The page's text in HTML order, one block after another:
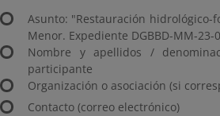
Asunto: "Restauración hidrológico-
Menor. Expediente DGBBD-MM-23-
Nombre y apellidos /
participante
Organización o asociación (si
Contacto (correo electrónico)